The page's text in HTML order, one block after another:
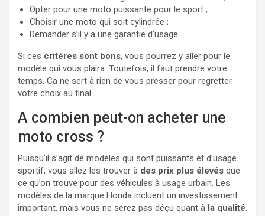
Opter pour une moto puissante pour le sport ;
Choisir une moto qui soit cylindrée ;
Demander s’il y a une garantie d’usage.
Si ces critères sont bons, vous pourrez y aller pour le
modèle qui vous plaira. Toutefois, il faut prendre votre
temps. Ca ne sert à rien de vous presser pour regretter
votre choix au final.
A combien peut-on acheter une
moto cross ?
Puisqu’il s’agit de modèles qui sont puissants et d’usage
sportif, vous allez les trouver à des prix plus élevés que
ce qu’on trouve pour des véhicules à usage urbain. Les
modèles de la marque Honda incluent un investissement
important, mais vous ne serez pas déçu quant à la qualité.